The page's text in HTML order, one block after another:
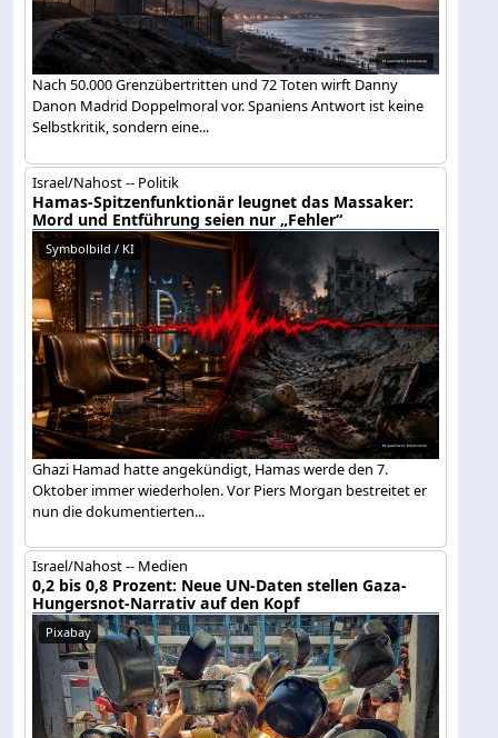
Nach 50.000 Grenzübertritten und 72 Toten wirft Danny
Danon Madrid Doppelmoral vor. Spaniens Antwort ist keine
Selbstkritik, sondern eine...
Israel/Nahost -- Politik
Hamas-Spitzenfunktionär leugnet das Massaker:
Mord und Entführung seien nur „Fehler“
Symbolbild / KI
Ghazi Hamad hatte angekündigt, Hamas werde den 7.
Oktober immer wiederholen. Vor Piers Morgan bestreitet er
nun die dokumentierten...
Israel/Nahost -- Medien
0,2 bis 0,8 Prozent: Neue UN-Daten stellen Gaza-
Hungersnot-Narrativ auf den Kopf
Pixabay